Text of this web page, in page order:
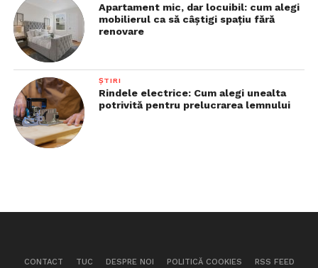
Apartament mic, dar locuibil: cum alegi
mobilierul ca să câștigi spațiu fără
renovare
ȘTIRI
Rindele electrice: Cum alegi unealta
potrivită pentru prelucrarea lemnului
CONTACT TUC DESPRE NOI POLITICĂ COOKIES RSS FEED